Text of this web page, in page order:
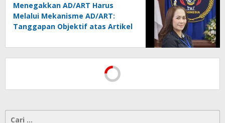
Menegakkan AD/ART Harus
Melalui Mekanisme AD/ART:
Tanggapan Objektif atas Artikel
Konspirasi Melanggar Aturan”
Cari